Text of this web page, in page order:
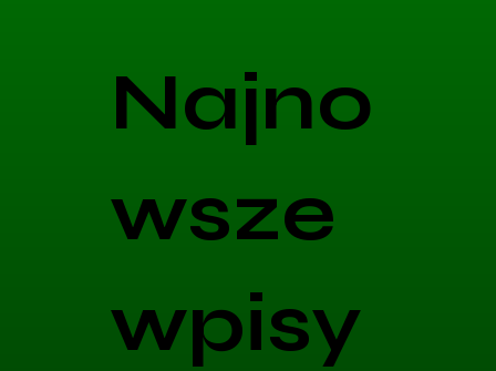
Najno
wsze
wpisy